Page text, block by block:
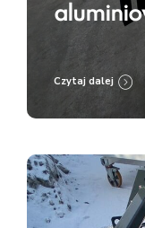
Czytaj dalej